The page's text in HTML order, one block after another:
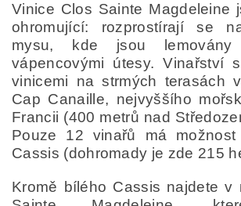
Vinice Clos Sainte Magdeleine
ohromující: rozprostírají se
mysu, kde jsou lemovány
vápencovými útesy. Vinařství
vinicemi na strmých terasách
Cap Canaille, nejvyššího
Francii (400 metrů nad
Pouze 12 vinařů má možnost
Cassis (dohromady je zde 215
Kromě bílého Cassis najdete v